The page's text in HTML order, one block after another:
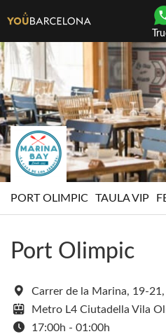
PORT OLIMPIC TAULA VIP
Port Olimpic
Carrer de la Marina, 19-
Metro L4 Ciutadella Vila
17:00h - 01:00h